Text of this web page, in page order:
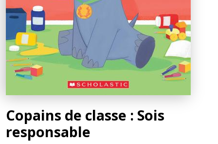
Copains de classe : Sois
responsable